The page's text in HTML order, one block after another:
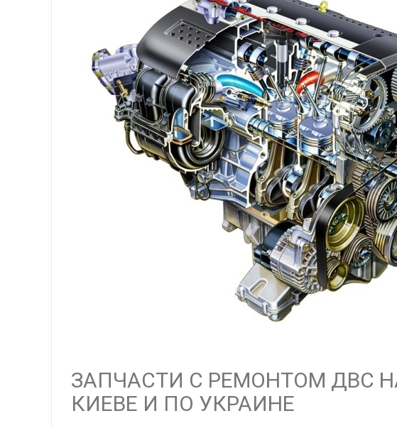
ЗАПЧАСТИ С РЕМОНТОМ ДВС
КИЕВЕ И ПО УКРАИНЕ